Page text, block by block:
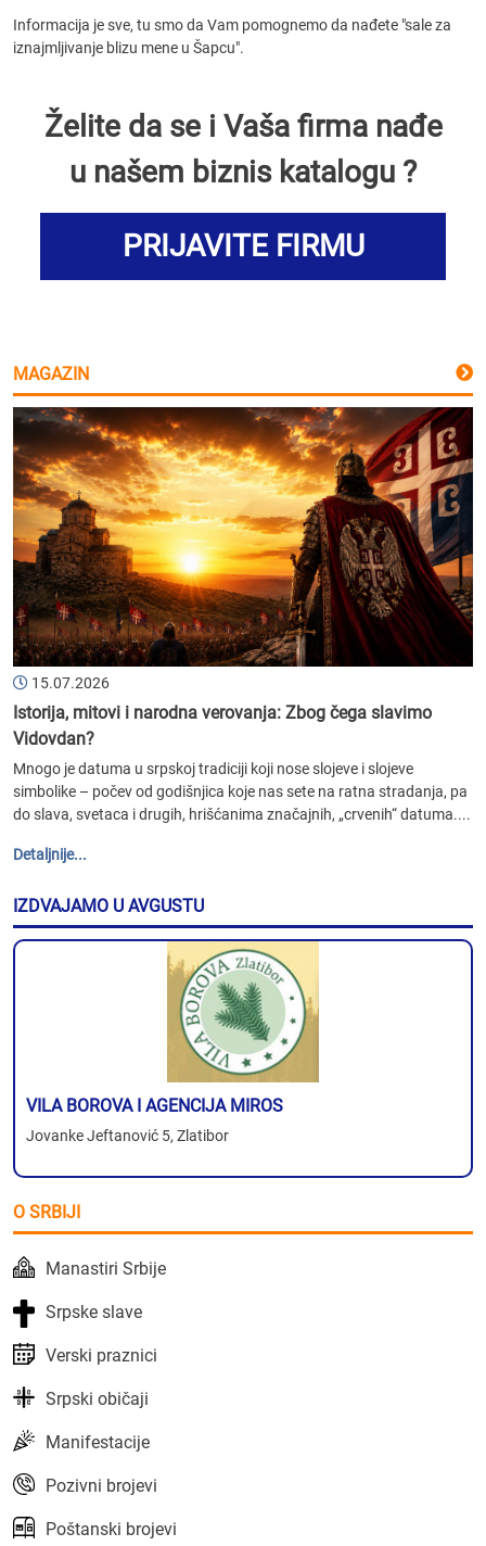
Informacija je sve, tu smo da Vam pomognemo da nađete "sale za
iznajmljivanje blizu mene u Šapcu".
Želite da se i Vaša firma nađe
u našem biznis katalogu ?
PRIJAVITE FIRMU
MAGAZIN
15.07.2026
Istorija, mitovi i narodna verovanja: Zbog čega slavimo
Vidovdan?
Mnogo je datuma u srpskoj tradiciji koji nose slojeve i slojeve
simbolike – počev od godišnjica koje nas sete na ratna stradanja, pa
do slava, svetaca i drugih, hrišćanima značajnih, „crvenih“ datuma....
Detaljnije...
IZDVAJAMO U AVGUSTU
VILA BOROVA I AGENCIJA MIROS
Jovanke Jeftanović 5, Zlatibor
O SRBIJI
Manastiri Srbije
Srpske slave
Verski praznici
Srpski običaji
Manifestacije
Pozivni brojevi
Poštanski brojevi